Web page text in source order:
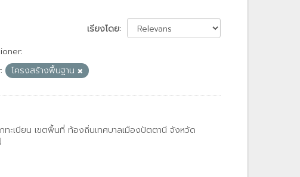
เรียงโดย
โครงสร้างพื้นฐาน
ทะเบียน เขตพื้นที่ ท้องถิ่นเทศบาลเมืองปัตตานี จังหวัด